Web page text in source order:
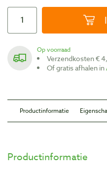
Op voorraad
Verzendkosten €
Of gratis afhalen in
Productinformatie
Productinformatie